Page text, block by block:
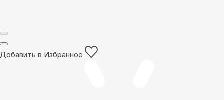
Добавить в Избранное